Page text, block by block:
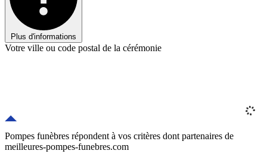
Plus d'informations
Votre ville ou code postal de la cérémonie
Pompes funèbres répondent à vos critères dont partenaires de
meilleures-pompes-funebres.com